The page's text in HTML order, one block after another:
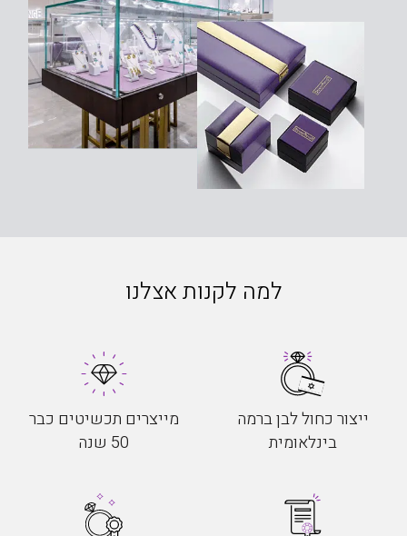
למה לקנות אצלנו
ייצור כחול לבן ברמה
בינלאומית
מייצרים תכשיטים כבר
50 שנה